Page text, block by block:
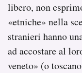
libero, non
«etniche» nella
stranieri hanno
ad accostare al
veneto» (o